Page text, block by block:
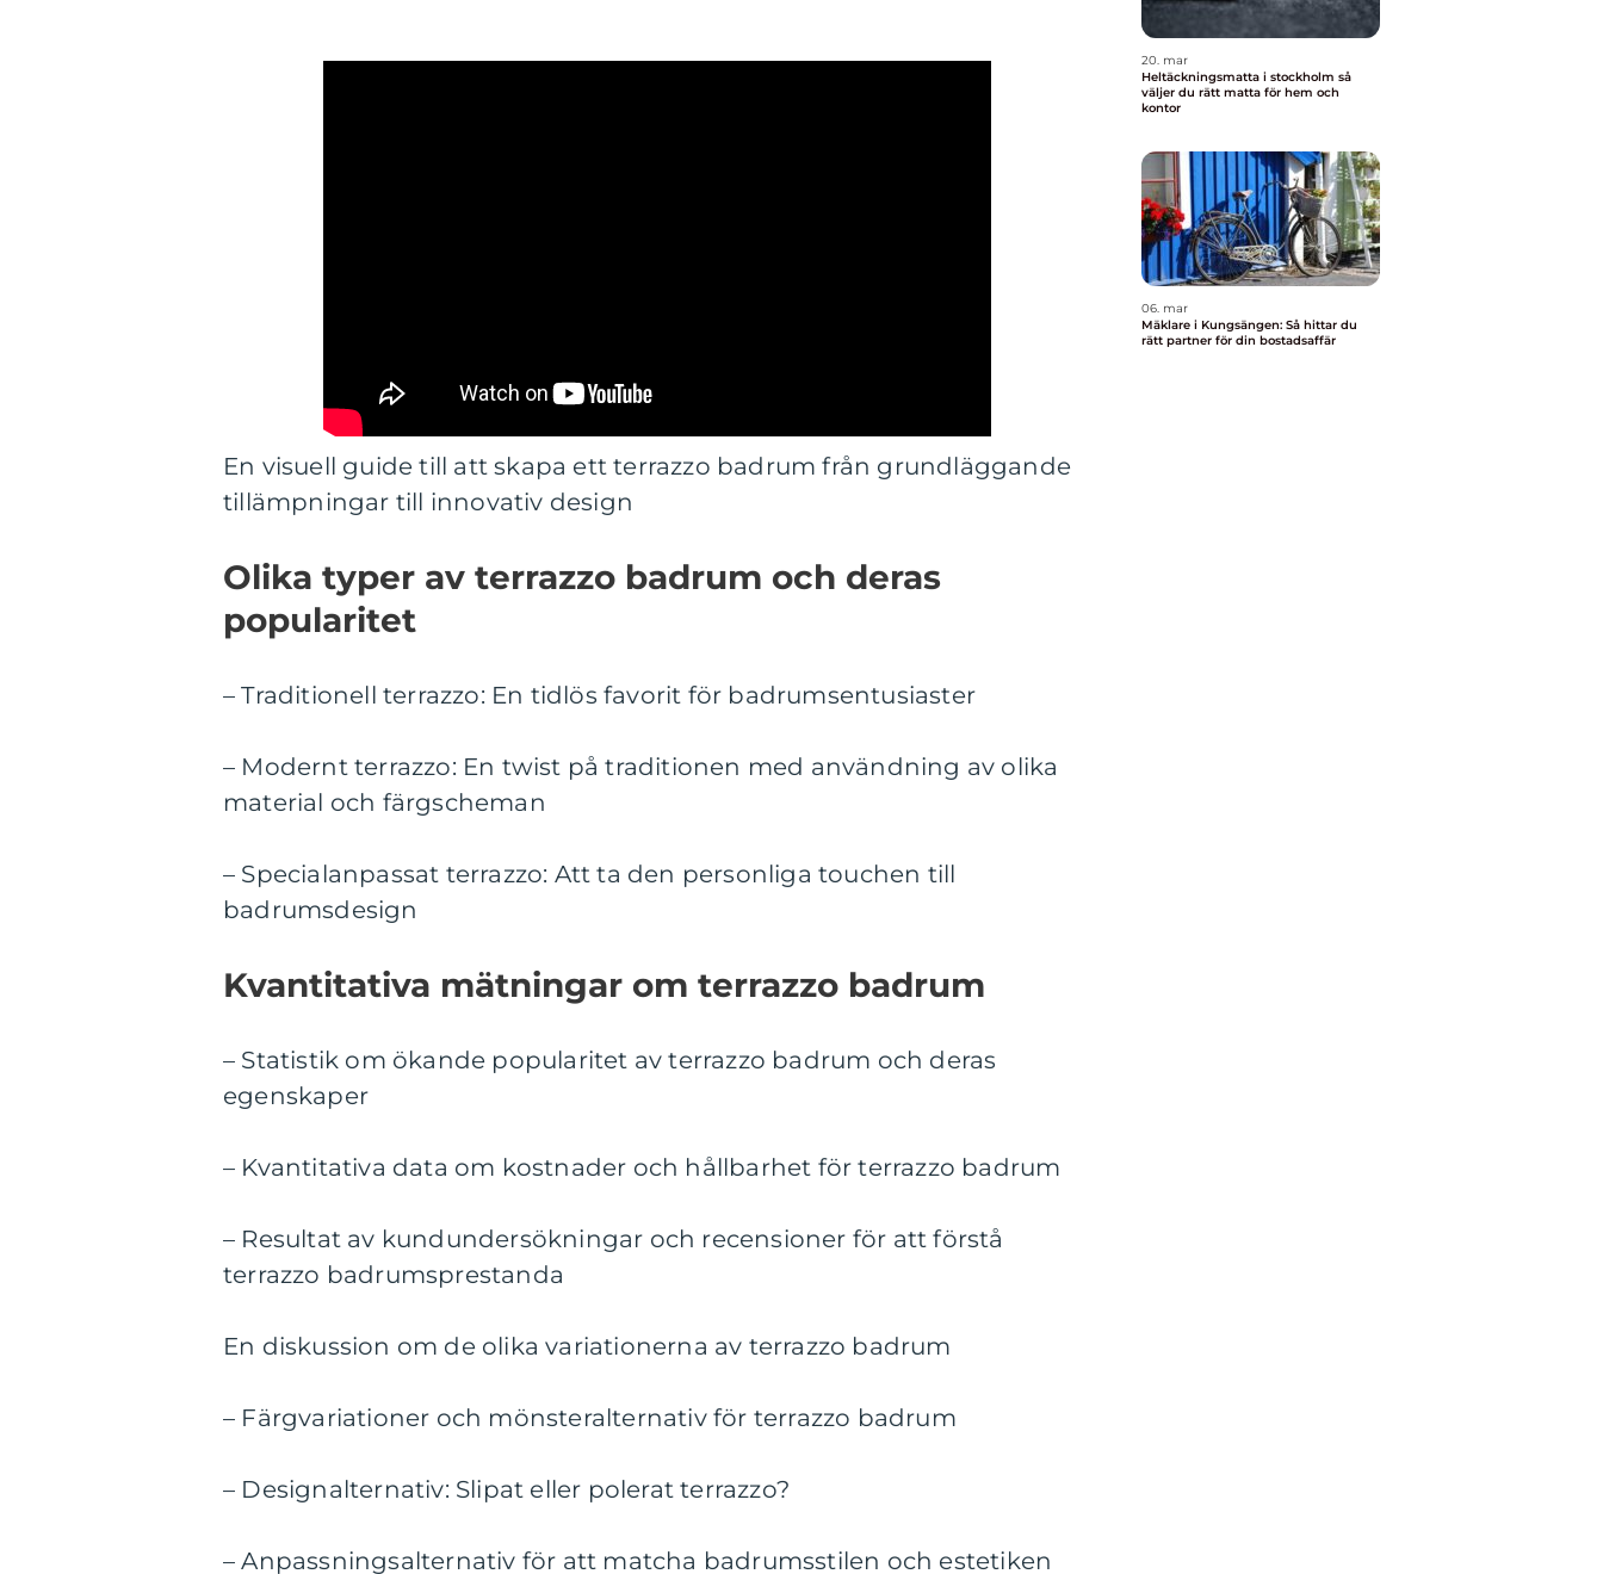
En visuell guide till att skapa ett terrazzo badrum från grundläggande
tillämpningar till innovativ design
Olika typer av terrazzo badrum och deras
popularitet
– Traditionell terrazzo: En tidlös favorit för badrumsentusiaster
– Modernt terrazzo: En twist på traditionen med användning av olika
material och färgscheman
– Specialanpassat terrazzo: Att ta den personliga touchen till
badrumsdesign
Kvantitativa mätningar om terrazzo badrum
– Statistik om ökande popularitet av terrazzo badrum och deras
egenskaper
– Kvantitativa data om kostnader och hållbarhet för terrazzo badrum
– Resultat av kundundersökningar och recensioner för att förstå
terrazzo badrumsprestanda
En diskussion om de olika variationerna av terrazzo badrum
– Färgvariationer och mönsteralternativ för terrazzo badrum
– Designalternativ: Slipat eller polerat terrazzo?
– Anpassningsalternativ för att matcha badrumsstilen och estetiken
20. mar
Heltäckningsmatta i stockholm så
väljer du rätt matta för hem och
kontor
06. mar
Mäklare i Kungsängen: Så hittar du
rätt partner för din bostadsaffär